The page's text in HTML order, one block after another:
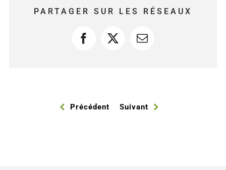
PARTAGER SUR LES RÉSEAUX
Facebook
X Courriel
Précédent Suivant